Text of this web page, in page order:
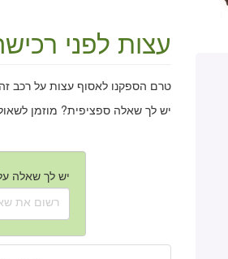
עצות לפני
טרם הספקנו לאסוף עצות על רכב
יש לך שאלה ספציפית? מוזמן
יש לך שאלה על וולוו 850 1992 -